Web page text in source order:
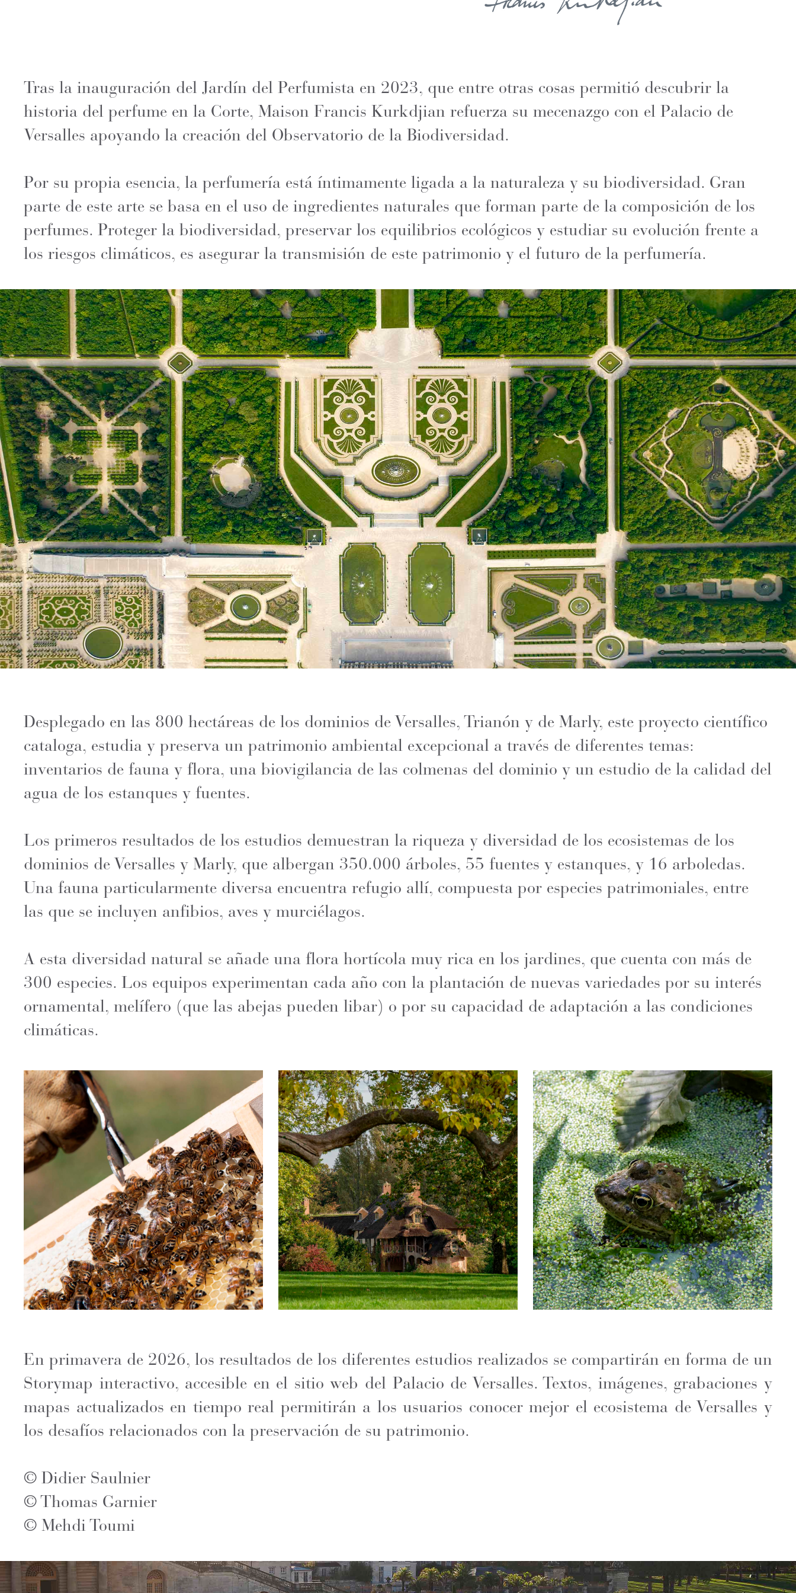
Tras la inauguración del Jardín del Perfumista en 2023, que entre otras cosas permitió descubrir la
historia del perfume en la Corte, Maison Francis Kurkdjian refuerza su mecenazgo con el Palacio de
Versalles apoyando la creación del Observatorio de la Biodiversidad.
Por su propia esencia, la perfumería está íntimamente ligada a la naturaleza y su biodiversidad. Gran
parte de este arte se basa en el uso de ingredientes naturales que forman parte de la composición de los
perfumes. Proteger la biodiversidad, preservar los equilibrios ecológicos y estudiar su evolución frente a
los riesgos climáticos, es asegurar la transmisión de este patrimonio y el futuro de la perfumería.
Desplegado en las 800 hectáreas de los dominios de Versalles, Trianón y de Marly, este proyecto científico
cataloga, estudia y preserva un patrimonio ambiental excepcional a través de diferentes temas:
inventarios de fauna y flora, una biovigilancia de las colmenas del dominio y un estudio de la calidad del
agua de los estanques y fuentes.
Los primeros resultados de los estudios demuestran la riqueza y diversidad de los ecosistemas de los
dominios de Versalles y Marly, que albergan 350.000 árboles, 55 fuentes y estanques, y 16 arboledas.
Una fauna particularmente diversa encuentra refugio allí, compuesta por especies patrimoniales, entre
las que se incluyen anfibios, aves y murciélagos.
A esta diversidad natural se añade una flora hortícola muy rica en los jardines, que cuenta con más de
300 especies. Los equipos experimentan cada año con la plantación de nuevas variedades por su interés
ornamental, melífero (que las abejas pueden libar) o por su capacidad de adaptación a las condiciones
climáticas.
En primavera de 2026, los resultados de los diferentes estudios realizados se compartirán en forma de un
Storymap interactivo, accesible en el sitio web del Palacio de Versalles. Textos, imágenes, grabaciones y
mapas actualizados en tiempo real permitirán a los usuarios conocer mejor el ecosistema de Versalles y
los desafíos relacionados con la preservación de su patrimonio.
© Didier Saulnier
© Thomas Garnier
© Mehdi Toumi